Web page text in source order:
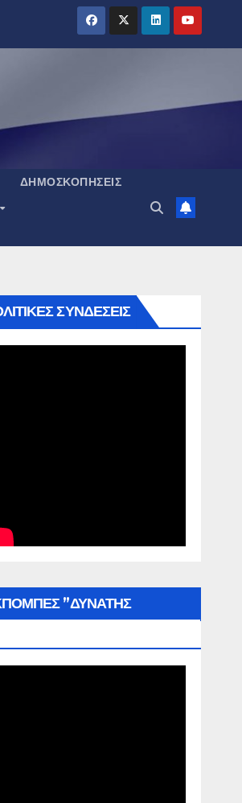
ΔΗΜΟΣΚΟΠΉΣΕΙΣ
ΣΥΝΔΕΣΕΙΣ
”ΔΥΝΑΤΗΣ